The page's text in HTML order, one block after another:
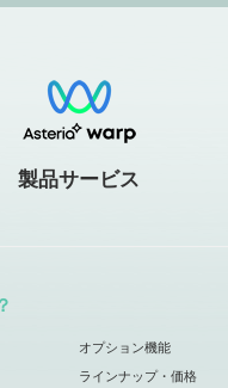
製品サービス
オプション機能
ラインナップ・価格